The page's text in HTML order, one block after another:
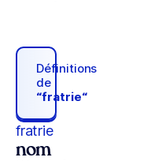
Définitions
de
“fratrie“
fratrie
nom